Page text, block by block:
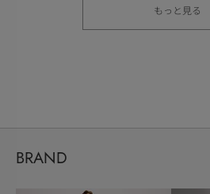
もっと見る
BRAND